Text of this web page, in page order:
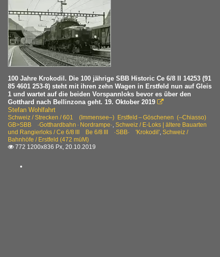
100 Jahre Krokodil. Die 100 jährige SBB Historic Ce 6/8 II 14253 (91
85 4601 253-8) steht mit ihren zehn Wagen in Erstfeld nun auf Gleis
1 und wartet auf die beiden Vorspannloks bevor es über den
Gotthard nach Bellinzona geht. 19. Oktober 2019 
Stefan Wohlfahrt
Schweiz / Strecken / 601 (Immensee–) Erstfeld – Göschenen (–Chiasso)
GB>SBB ·Gotthardbahn · Nordrampe·, Schweiz / E-Loks | ältere Bauarten
und Rangierloks / Ce 6/8 III Be 6/8 III ·SBB· 'Krokodil', Schweiz /
Bahnhöfe / Erstfeld (472 müM)
 772 1200x836 Px, 20.10.2019